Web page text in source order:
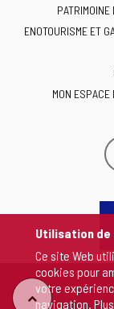
Utilisation de
Ce site Web
cookies pour
votre
navigation. Plus
ENOTOURISME ET
MON ESPACE
"Retour